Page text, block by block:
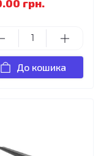
грн.
До кошика